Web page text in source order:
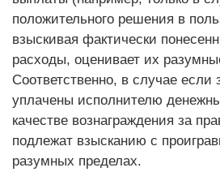
положительного решения в
взыскивая фактически
расходы, оценивает их
Соответственно, в случае если
уплачены исполнителю
качестве вознаграждения за
подлежат взысканию с
разумных пределах.